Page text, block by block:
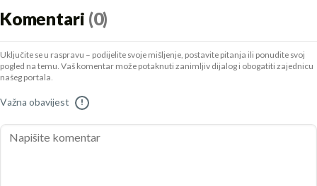
Komentari (0)
Uključite se u raspravu – podijelite svoje mišljenje, postavite pitanja ili ponudite svoj
pogled na temu. Vaš komentar može potaknuti zanimljiv dijalog i obogatiti zajednicu
našeg portala.
Važna obavijest !